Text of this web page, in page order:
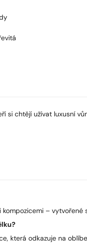
si chtějí užívat luxusní
–
která odkazuje na